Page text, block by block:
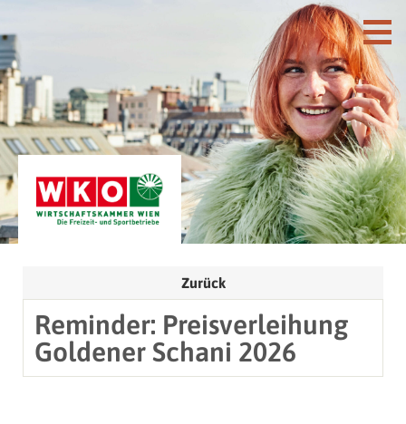
Zurück
Reminder: Preisverleihung
Goldener Schani 2026